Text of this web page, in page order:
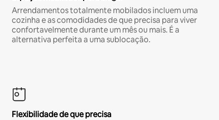
Arrendamentos totalmente mobilados incluem uma
cozinha e as comodidades de que precisa para viver
confortavelmente durante um mês ou mais. É a
alternativa perfeita a uma sublocação.
Flexibilidade de que precisa